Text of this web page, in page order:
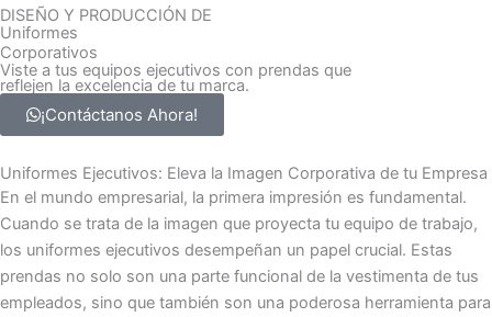
DISEÑO Y PRODUCCIÓN DE
Uniformes
Corporativos
Viste a tus equipos ejecutivos con prendas que
reflejen la excelencia de tu marca.
¡Contáctanos Ahora!
Uniformes Ejecutivos: Eleva la Imagen Corporativa de tu Empresa
En el mundo empresarial, la primera impresión es fundamental.
Cuando se trata de la imagen que proyecta tu equipo de trabajo,
los uniformes ejecutivos desempeñan un papel crucial. Estas
prendas no solo son una parte funcional de la vestimenta de tus
empleados, sino que también son una poderosa herramienta para